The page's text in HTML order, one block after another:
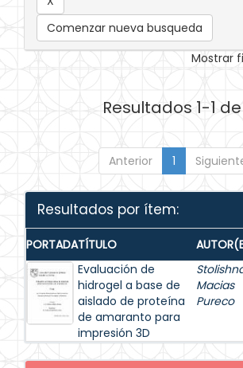
Comenzar nueva busqueda
Mostrar
Resultados 1-1 de
Anterior 1
Resultados por ítem:
PORTADATÍTULO
Evaluación de
hidrogel a base de
aislado de proteína
de amaranto para
impresión 3D
Macias
Pureco